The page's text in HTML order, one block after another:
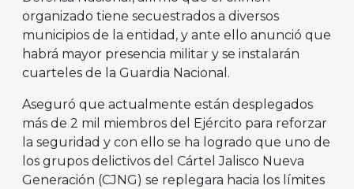
organizado tiene secuestrados a diversos
municipios de la entidad, y ante ello anunció que
habrá mayor presencia militar y se instalarán
cuarteles de la Guardia Nacional.
Aseguró que actualmente están desplegados
más de 2 mil miembros del Ejército para reforzar
la seguridad y con ello se ha logrado que uno de
los grupos delictivos del Cártel Jalisco Nueva
Generación (CJNG) se replegara hacia los límites